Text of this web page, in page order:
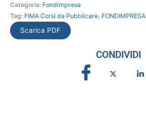
intermedio
quantità
Categoria: Fondimpresa
Tag: FIMA Corsi da Pubblicare, FONDIMPRESA
Scarica PDF
CONDIVIDI